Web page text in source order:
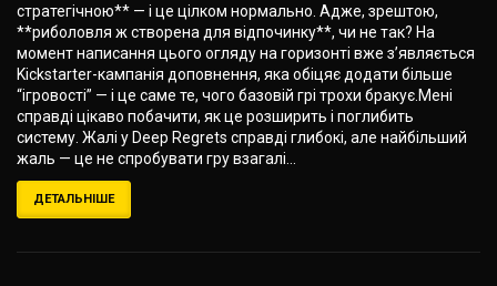
стратегічною** — і це цілком нормально. Адже, зрештою,
**риболовля ж створена для відпочинку**, чи не так? На
момент написання цього огляду на горизонті вже з’являється
Kickstarter-кампанія доповнення, яка обіцяє додати більше
“ігровості” — і це саме те, чого базовій грі трохи бракує.Мені
справді цікаво побачити, як це розширить і поглибить
систему. Жалі у Deep Regrets справді глибокі, але найбільший
жаль — це не спробувати гру взагалі...
ДЕТАЛЬНІШЕ